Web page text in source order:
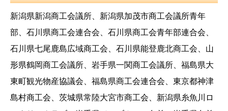
新潟県新潟商工会議所、新潟県加茂市商工会議所青年
部、石川県商工会連合会、石川県商工会青年部連合会、
石川県七尾鹿島広域商工会、石川県能登鹿北商工会、山
形県鶴岡商工会議所、岩手県一関商工会議所、福島県大
東町観光物産協議会、福島県商工会連合会、東京都神津
島村商工会、茨城県常陸大宮市商工会、新潟県糸魚川ロ